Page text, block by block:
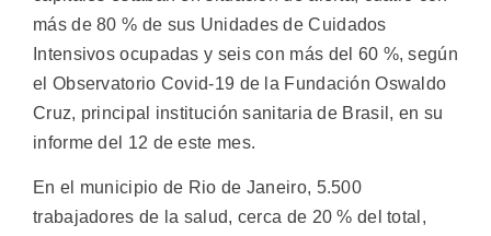
más de 80 % de sus Unidades de Cuidados
Intensivos ocupadas y seis con más del 60 %, según
el Observatorio Covid-19 de la Fundación Oswaldo
Cruz, principal institución sanitaria de Brasil, en su
informe del 12 de este mes.
En el municipio de Rio de Janeiro, 5.500
trabajadores de la salud, cerca de 20 % del total,